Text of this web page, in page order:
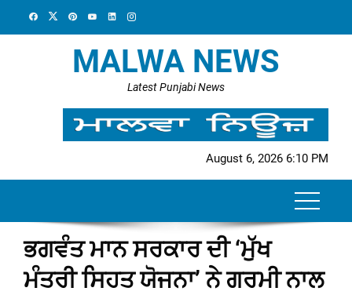
MALWA NEWS
Latest Punjabi News
August 6, 2026 6:10 PM
ਭਗਵੰਤ ਮਾਨ ਸਰਕਾਰ ਦੀ ‘ਮੁੱਖ
ਮੰਤਰੀ ਸਿਹਤ ਯੋਜਨਾ’ ਨੇ ਗਰਮੀ ਨਾਲ